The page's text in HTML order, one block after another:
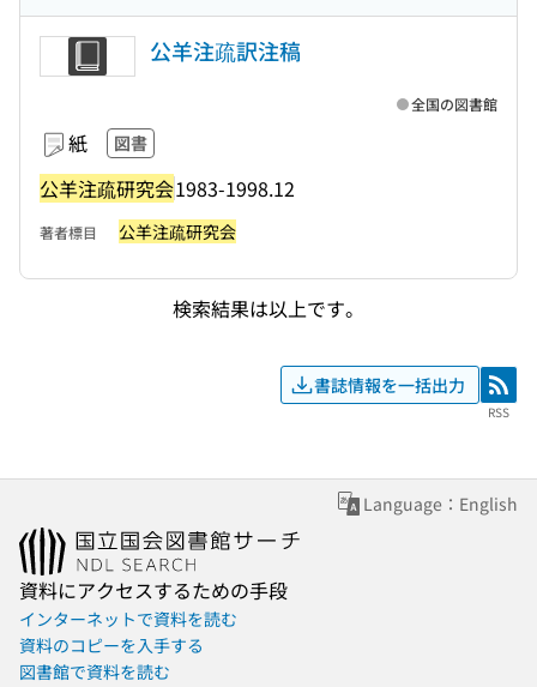
公羊注疏訳注稿
紙 図書
公羊注疏研究会1983-1998.12
全国の図書館
著者標目 公羊注疏研究会
検索結果は以上です。
書誌情報を一括出力 RSS
RSS
Language：English
資料にアクセスするための手段
インターネットで資料を読む
資料のコピーを入手する
図書館で資料を読む